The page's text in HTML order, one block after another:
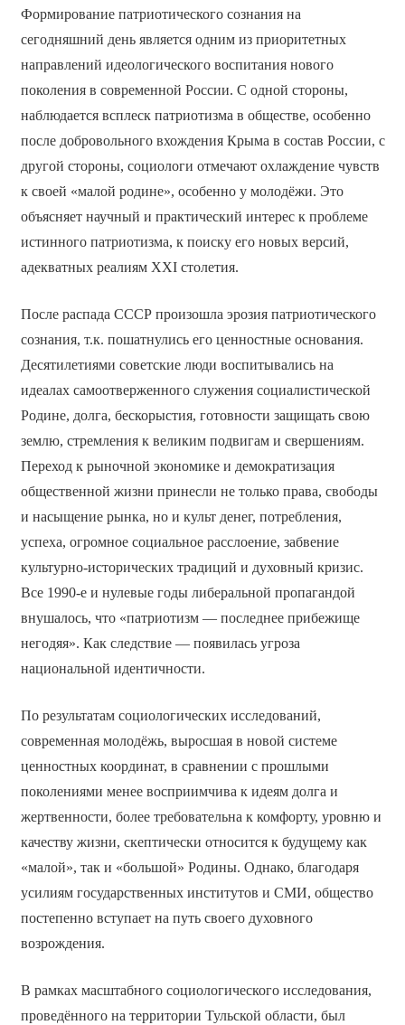
Формирование патриотического сознания на
сегодняшний день является одним из приоритетных
направлений идеологического воспитания нового
поколения в современной России. С одной стороны,
наблюдается всплеск патриотизма в обществе, особенно
после добровольного вхождения Крыма в состав России, с
другой стороны, социологи отмечают охлаждение чувств
к своей «малой родине», особенно у молодёжи. Это
объясняет научный и практический интерес к проблеме
истинного патриотизма, к поиску его новых версий,
адекватных реалиям XXI столетия.
После распада СССР произошла эрозия патриотического
сознания, т.к. пошатнулись его ценностные основания.
Десятилетиями советские люди воспитывались на
идеалах самоотверженного служения социалистической
Родине, долга, бескорыстия, готовности защищать свою
землю, стремления к великим подвигам и свершениям.
Переход к рыночной экономике и демократизация
общественной жизни принесли не только права, свободы
и насыщение рынка, но и культ денег, потребления,
успеха, огромное социальное расслоение, забвение
культурно-исторических традиций и духовный кризис.
Все 1990-е и нулевые годы либеральной пропагандой
внушалось, что «патриотизм — последнее прибежище
негодяя». Как следствие — появилась угроза
национальной идентичности.
По результатам социологических исследований,
современная молодёжь, выросшая в новой системе
ценностных координат, в сравнении с прошлыми
поколениями менее восприимчива к идеям долга и
жертвенности, более требовательна к комфорту, уровню и
качеству жизни, скептически относится к будущему как
«малой», так и «большой» Родины. Однако, благодаря
усилиям государственных институтов и СМИ, общество
постепенно вступает на путь своего духовного
возрождения.
В рамках масштабного социологического исследования,
проведённого на территории Тульской области, был